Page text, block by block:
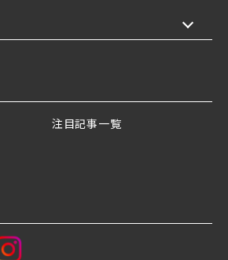
注目記事一覧